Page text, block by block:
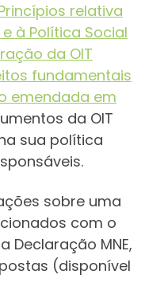
relativa
à Política Social
da OIT
fundamentais
emendada em
da OIT
sua política
sobre uma
com o
Declaração MNE,
(disponível